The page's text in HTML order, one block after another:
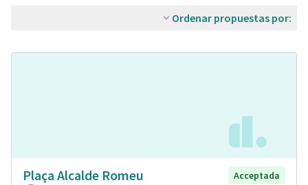
Ordenar propuestas por:
Plaça Alcalde Romeu
Acceptada